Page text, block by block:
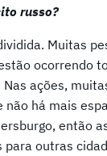
russo?
Muitas
ocorrendo
ações,
não há mais
então
outras